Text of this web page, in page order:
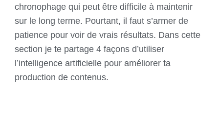
chronophage qui peut être difficile à maintenir
sur le long terme. Pourtant, il faut s’armer de
patience pour voir de vrais résultats. Dans cette
section je te partage 4 façons d’utiliser
l’intelligence artificielle pour améliorer ta
production de contenus.